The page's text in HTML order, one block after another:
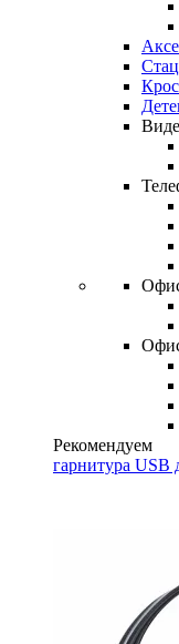
Рекомендуем
гарнитура USB